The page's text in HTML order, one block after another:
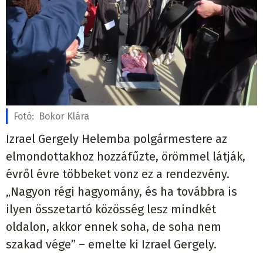
Fotó: Bokor Klára
Izrael Gergely Helemba polgármestere az
elmondottakhoz hozzáfűzte, örömmel látják,
évről évre többeket vonz ez a rendezvény.
„Nagyon régi hagyomány, és ha továbbra is
ilyen összetartó közösség lesz mindkét
oldalon, akkor ennek soha, de soha nem
szakad vége” – emelte ki Izrael Gergely.